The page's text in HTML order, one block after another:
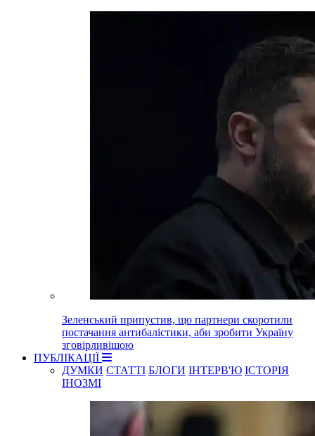
Зеленський припустив, що партнери скоротили
постачання антибалістики, аби зробити Україну
зговірливішою
ПУБЛІКАЦІЇ
ДУМКИ СТАТТІ БЛОГИ ІНТЕРВ'Ю ІСТОРІЯ
ІНОЗМІ